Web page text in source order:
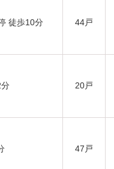
徒歩10分 44戸
20戸
47戸